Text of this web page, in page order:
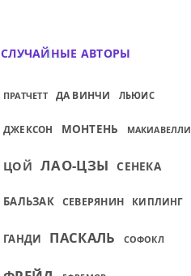
СЛУЧАЙНЫЕ АВТОРЫ
ПРАТЧЕТТ ДА ВИНЧИ ЛЬЮИС
ДЖЕКСОН МОНТЕНЬ МАКИАВЕЛЛИ
ЦОЙ ЛАО-ЦЗЫ СЕНЕКА
БАЛЬЗАК СЕВЕРЯНИН КИПЛИНГ
ГАНДИ ПАСКАЛЬ СОФОКЛ